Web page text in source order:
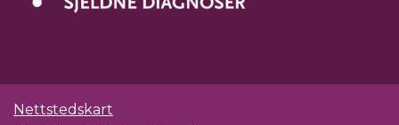
Nettstedskart